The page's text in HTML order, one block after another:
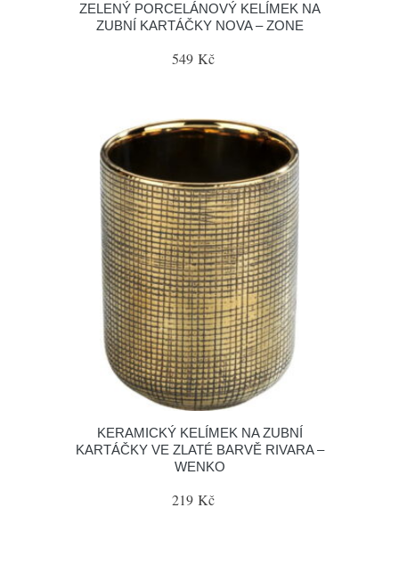
ZELENÝ PORCELÁNOVÝ KELÍMEK NA
ZUBNÍ KARTÁČKY NOVA – ZONE
549 Kč
KERAMICKÝ KELÍMEK NA ZUBNÍ
KARTÁČKY VE ZLATÉ BARVĚ RIVARA –
WENKO
219 Kč